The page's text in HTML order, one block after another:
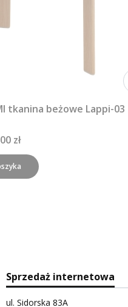
tkanina beżowe Lappi-03
zł
Sprzedaż internetowa
ul. Sidorska 83A